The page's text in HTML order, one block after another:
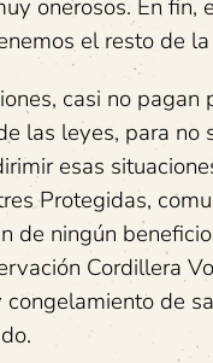
onerosos. En fin,
el resto de
casi no pagan
las leyes, para no
esas
Protegidas,
de ningún
Cordillera
de